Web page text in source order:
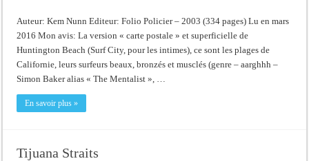
Auteur: Kem Nunn Editeur: Folio Policier – 2003 (334 pages) Lu en mars
2016 Mon avis: La version « carte postale » et superficielle de
Huntington Beach (Surf City, pour les intimes), ce sont les plages de
Californie, leurs surfeurs beaux, bronzés et musclés (genre – aarghhh –
Simon Baker alias « The Mentalist », …
En savoir plus »
Tijuana Straits